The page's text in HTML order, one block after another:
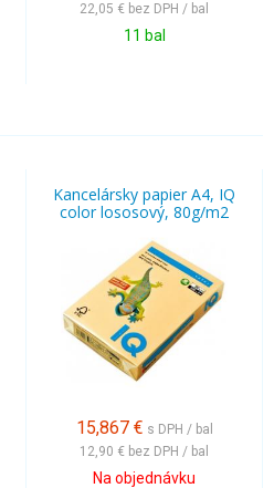
22,05 € bez DPH / bal
11 bal
Kancelársky papier A4, IQ
color lososový, 80g/m2
15,867 € s DPH / bal
12,90 € bez DPH / bal
Na objednávku